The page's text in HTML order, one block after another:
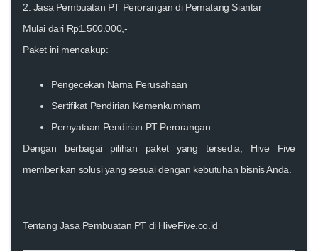
2. Jasa Pembuatan PT Perorangan di Pematang Siantar
Mulai dari Rp1.500.000,-
Paket ini mencakup:
Pengecekan Nama Perusahaan
Sertifikat Pendirian Kemenkumham
Pernyataan Pendirian PT Perorangan
Dengan berbagai pilihan paket yang tersedia, Hive Five
memberikan solusi yang sesuai dengan kebutuhan bisnis Anda.
Tentang Jasa Pembuatan PT di HiveFive.co.id